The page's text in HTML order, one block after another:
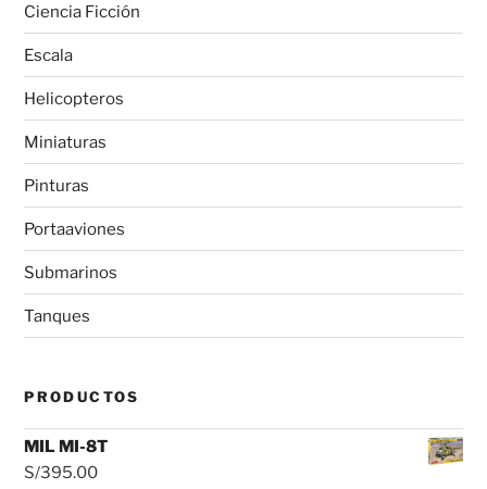
Ciencia Ficción
Escala
Helicopteros
Miniaturas
Pinturas
Portaaviones
Submarinos
Tanques
PRODUCTOS
MIL MI-8T
S/395.00